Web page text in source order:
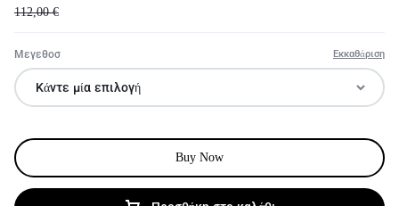
112,00€
Μεγεθοσ Εκκαθάριση
Buy Now